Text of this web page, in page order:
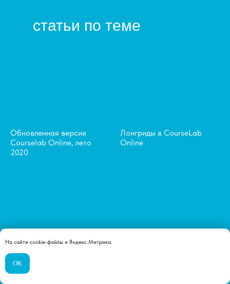
статьи по теме
Обновленная версия
Courselab Online, лето
2020
Лонгриды в CourseLab
Online
Практика показала: хочешь
стабильности – будь с
WebSoft
На сайте cookie-файлы и Яндекс.Метрика.
ОК